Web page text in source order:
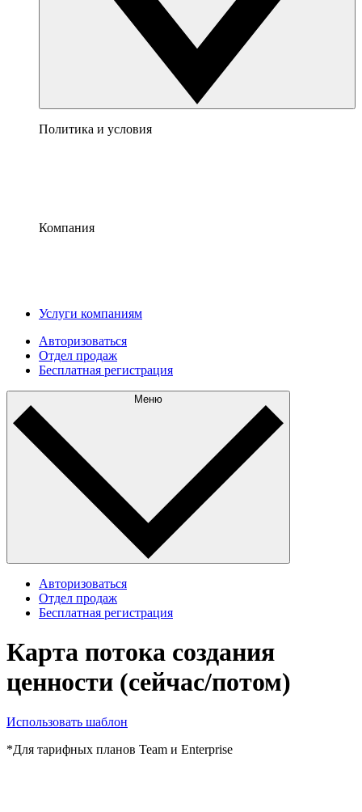
Политика и условия
Компания
Услуги компаниям
Авторизоваться
Отдел продаж
Бесплатная регистрация
Меню
Авторизоваться
Отдел продаж
Бесплатная регистрация
Карта потока создания
ценности (сейчас/потом)
Использовать шаблон
*Для тарифных планов Team и Enterprise